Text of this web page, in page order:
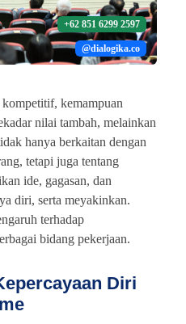
+62 851 6299 2597
@dialogika.co
kemampuan
nilai tambah, melainkan
hanya berkaitan dengan
tetapi juga tentang
ide, gagasan, dan
diri, serta meyakinkan.
terhadap
bidang pekerjaan.
Diri